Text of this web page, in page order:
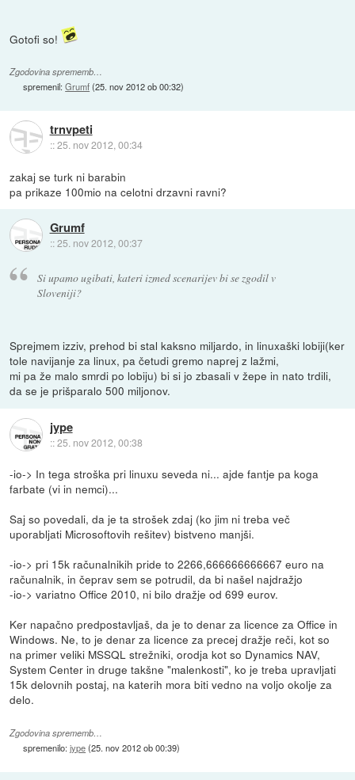
Gotofi so!
Zgodovina sprememb…
spremenil:Grumf(25. nov 2012 ob 00:32)
trnvpeti
::25. nov 2012, 00:34
zakaj se turk ni barabin
pa prikaze 100mio na celotni drzavni ravni?
Grumf
::25. nov 2012, 00:37
Si upamo ugibati, kateri izmed scenarijev bi se zgodil v
Sloveniji?
Sprejmem izziv, prehod bi stal kaksno miljardo, in linuxaški lobiji(ker
tole navijanje za linux, pa četudi gremo naprej z lažmi,
mi pa že malo smrdi po lobiju) bi si jo zbasali v žepe in nato trdili,
da se je prišparalo 500 miljonov.
jype
::25. nov 2012, 00:38
-io-> In tega stroška pri linuxu seveda ni... ajde fantje pa koga
farbate (vi in nemci)...
Saj so povedali, da je ta strošek zdaj (ko jim ni treba več
uporabljati Microsoftovih rešitev) bistveno manjši.
-io-> pri 15k računalnikih pride to 2266,666666666667 euro na
računalnik, in čeprav sem se potrudil, da bi našel najdražjo
-io-> variatno Office 2010, ni bilo dražje od 699 eurov.
Ker napačno predpostavljaš, da je to denar za licence za Office in
Windows. Ne, to je denar za licence za precej dražje reči, kot so
na primer veliki MSSQL strežniki, orodja kot so Dynamics NAV,
System Center in druge takšne "malenkosti", ko je treba upravljati
15k delovnih postaj, na katerih mora biti vedno na voljo okolje za
delo.
Zgodovina sprememb…
spremenilo:jype(25. nov 2012 ob 00:39)